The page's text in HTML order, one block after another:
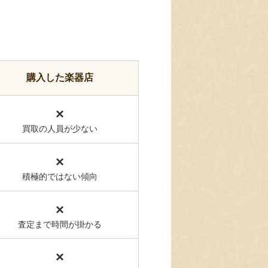
購入した楽器店
×
買取の人員が少ない
×
積極的ではない傾向
×
査定まで時間が掛かる
×